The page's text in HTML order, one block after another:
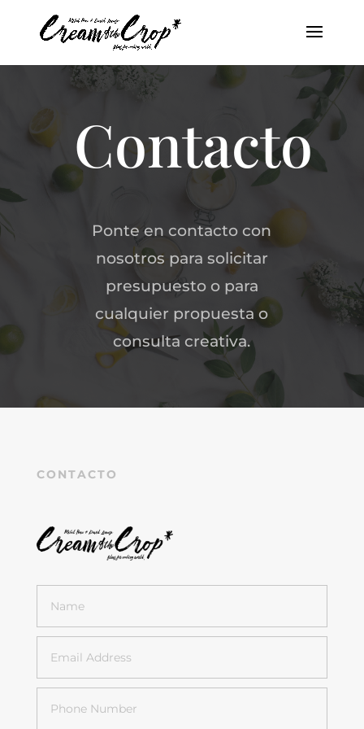
Contacto
Ponte en contacto con
nosotros para solicitar
presupuesto o para
cualquier propuesta o
consulta creativa.
CONTACTO